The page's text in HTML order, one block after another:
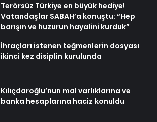
Terörsüz Türkiye en büyük hediye!
Vatandaşlar SABAH’a konuştu: “Hep
barışın ve huzurun hayalini kurduk”
İhraçları istenen teğmenlerin dosyası
ikinci kez disiplin kurulunda
Kılıçdaroğlu’nun mal varlıklarına ve
banka hesaplarına haciz konuldu